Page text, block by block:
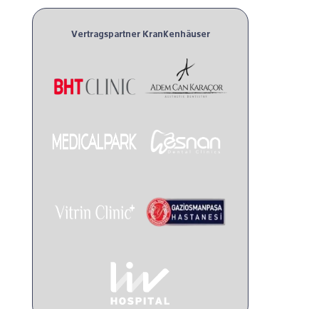
Vertragspartner Krankenhäuser